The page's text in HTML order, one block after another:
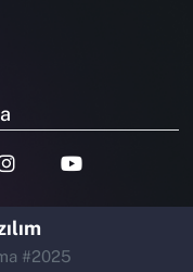
#2025